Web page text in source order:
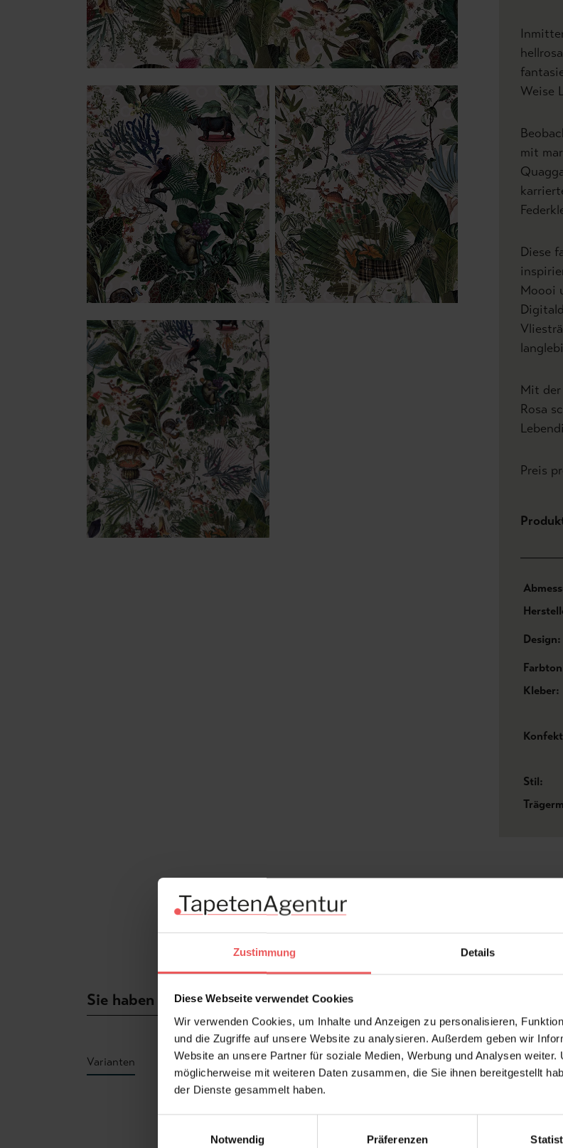
Zustimmung Details
Diese Webseite verwendet Cookies
Wir verwenden Cookies, um Inhalte und Anzeigen zu personalisieren,
und die Zugriffe auf unsere Website zu analysieren. Außerdem geben wir
Website an unsere Partner für soziale Medien, Werbung und Analysen
möglicherweise mit weiteren Daten zusammen, die Sie ihnen bereitgestellt
der Dienste gesammelt haben.
Notwendig
Präferenzen
Weise
mit
Diese
Moooi
Mit
Rosa
Preis
Design:
Kleber:
Stil:
Sie haben Fragen zum Produkt? Frage stellen
Varianten